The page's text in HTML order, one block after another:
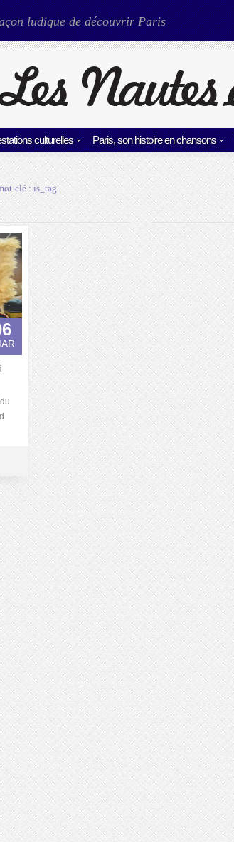
ludique de découvrir Paris
culturelles Paris, son histoire en chansons
clé :is_tag